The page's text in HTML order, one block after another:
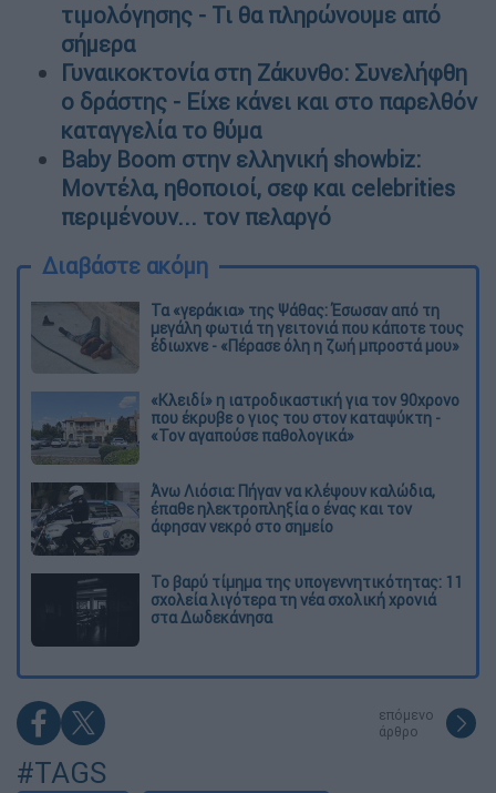
τιμολόγησης - Τι θα πληρώνουμε από
σήμερα
Γυναικοκτονία στη Ζάκυνθο: Συνελήφθη
ο δράστης - Είχε κάνει και στο παρελθόν
καταγγελία το θύμα
Baby Boom στην ελληνική showbiz:
Μοντέλα, ηθοποιοί, σεφ και celebrities
περιμένουν... τον πελαργό
Διαβάστε ακόμη
Τα «γεράκια» της Ψάθας: Έσωσαν από τη
μεγάλη φωτιά τη γειτονιά που κάποτε τους
έδιωχνε - «Πέρασε όλη η ζωή μπροστά μου»
«Κλειδί» η ιατροδικαστική για τον 90χρονο
που έκρυβε ο γιος του στον καταψύκτη -
«Τον αγαπούσε παθολογικά»
Άνω Λιόσια: Πήγαν να κλέψουν καλώδια,
έπαθε ηλεκτροπληξία ο ένας και τον
άφησαν νεκρό στο σημείο
Το βαρύ τίμημα της υπογεννητικότητας: 11
σχολεία λιγότερα τη νέα σχολική χρονιά
στα Δωδεκάνησα
επόμενο
άρθρο
#TAGS